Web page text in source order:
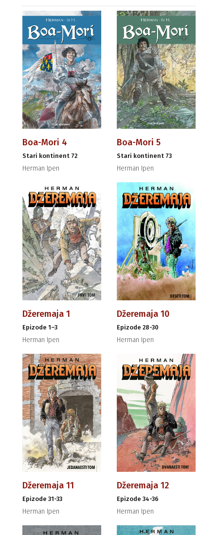
Boa-Mori 4
Stari kontinent 72
Herman Ipen
Boa-Mori 5
Stari kontinent 73
Herman Ipen
Džeremaja 1
Epizode 1–3
Herman Ipen
Džeremaja 10
Epizode 28-30
Herman Ipen
Džeremaja 11
Epizode 31-33
Herman Ipen
Džeremaja 12
Epizode 34-36
Herman Ipen